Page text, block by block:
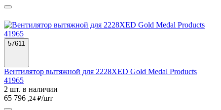
57611
Вентилятор вытяжной для 2228XED Gold Medal Products
41965
2 шт. в наличии
65 796 ,24 ₽/шт